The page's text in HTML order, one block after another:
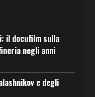
il docufilm sulla
negli anni
e degli